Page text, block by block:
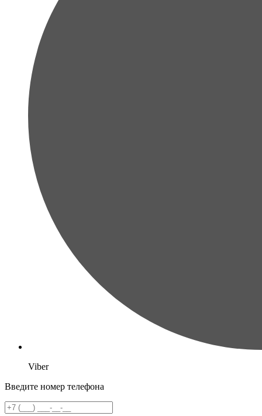
Viber
Введите номер телефона